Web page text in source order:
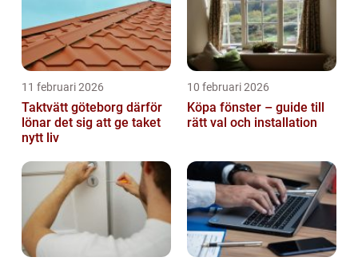
11 februari 2026
Taktvätt göteborg därför
lönar det sig att ge taket
nytt liv
10 februari 2026
Köpa fönster – guide till
rätt val och installation